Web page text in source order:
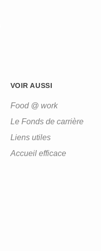
VOIR AUSSI
Food @ work
Le Fonds de carrière
Liens utiles
Accueil efficace